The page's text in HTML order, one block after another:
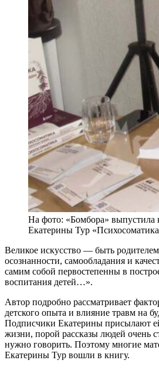
На фото: «Бомбора» выпустила
Екатерины Тур
Великое искусство — быть
осознанности, самообладания и
самим собой первостепенны в
воспитания детей…».
Автор подробно рассматривает
детского опыта и влияние травм на
Подписчики Екатерины присылают
жизни, порой рассказы людей очень
нужно говорить. Поэтому многие
Екатерины Тур вошли в книгу.